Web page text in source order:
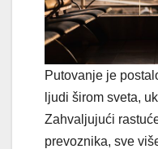
Putovanje je
ljudi širom sveta,
Zahvaljujući
prevoznika, sve